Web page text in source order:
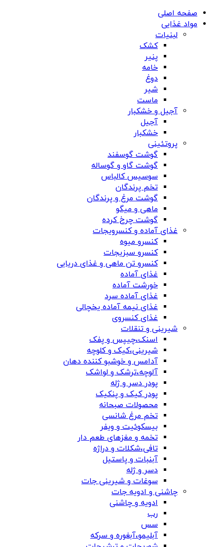
صفحه اصلی
مواد غذایی
لبنیات
کشک
پنیر
خامه
دوغ
شیر
ماست
آجیل و خشکبار
آجیل
خشکبار
پروتئینی
گوشت گوسفند
گوشت گاو و گوساله
سوسیس کالباس
تخم پرندگان
گوشت مرغ و پرندگان
ماهی و میگو
گوشت چرخ کرده
غذای آماده و کنسرویجات
کنسرو میوه
کنسرو سبزیجات
کنسرو تن ماهی و غذای دریایی
غذای آماده
خورشت آماده
غذای آماده سرد
غذای نیمه آماده یخچالی
غذای کنسروی
شیرینی و تنقلات
اسنک،چیپس و پفک
شیرینی،کیک و کلوچه
آدامس و خوشبو کننده دهان
آلوچه،ترشک و لواشک
پودر دسر و ژله
پودر کیک و پنکیک
محصولات صبحانه
تخم مرغ شانسی
بیسکوئیت و ویفر
تخمه و مغزهای طعم دار
تافی،شکلات و دراژه
آبنبات و پاستیل
دسر و ژله
سوغات و شیرینی جات
چاشنی و ادویه جات
ادویه و چاشنی
رب
سس
آبلیمو،آبغوره و سرکه